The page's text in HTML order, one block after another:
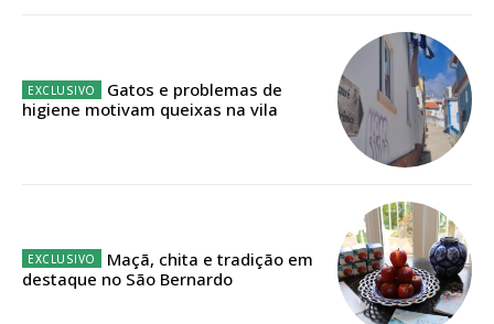
12 meses
Gatos e problemas de
higiene motivam queixas na vila
Maçã, chita e tradição em
destaque no São Bernardo